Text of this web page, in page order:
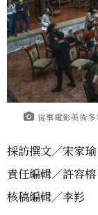
從事電影美術
採訪撰文／宋家瑜
責任編輯／許容
核稿編輯／李羏